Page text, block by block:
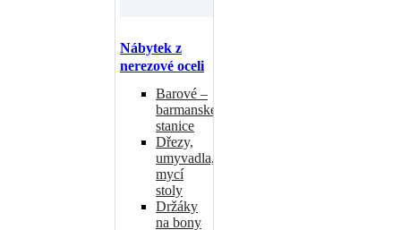
Nábytek z
nerezové oceli
Barové –
barmanské
stanice
Dřezy,
umyvadla,
mycí
stoly
Držáky
na bony